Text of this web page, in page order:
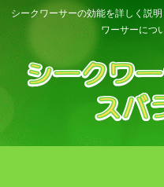
シークワーサーの効能を詳しく説
ワーサーにつ